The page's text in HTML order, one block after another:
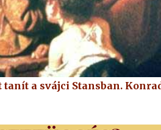
a svájci Stansban.